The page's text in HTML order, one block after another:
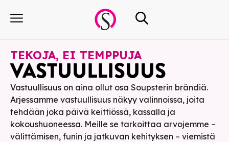
TEKOJA, EI TEMPPUJA
VASTUUL­LISUUS
Vastuullisuus on aina ollut osa Soupsterin brändiä.
Arjessamme vastuullisuus näkyy valinnoissa, joita
tehdään joka päivä keittiössä, kassalla ja
kokoushuoneessa. Meille se tarkoittaa arvojemme –
välittämisen, funin ja jatkuvan kehityksen – viemistä